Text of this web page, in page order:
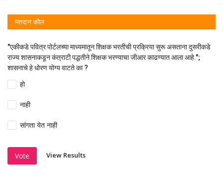
मतदान कौल
"एकीकडे पवित्र पोर्टलच्या माध्यमातून शिक्षक भरतीची प्रक्रिया सुरू असताना दुसरीकडे
राज्य शासनाकडून कंत्राटी पद्धतीने शिक्षक भरण्याचा जीआर काढण्यात आला आहे.";
शासनाचे हे धोरण योग्य वाटते का ?
हो
नाही
सांगता येत नाही
Vote View Results